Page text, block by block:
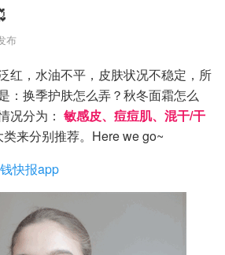
布
红，水油不平，皮肤状况不稳定，所
：换季护肤怎么弄？秋冬面霜怎么
况分为： 敏感皮、痘痘肌、混干/干
类来分别推荐。Here we go~
快报app